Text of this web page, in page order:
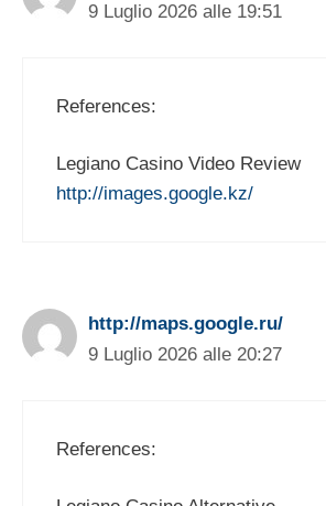
9 Luglio 2026 alle 19:51
References:
Legiano Casino Video Review
http://images.google.kz/
http://maps.google.ru/
9 Luglio 2026 alle 20:27
References: